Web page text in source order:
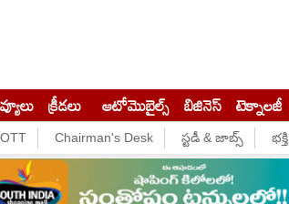
క్రీడలు ఆటోమొబైల్స్ బిజినెస్‌ టెక్నాలజీ
OTT Chairman's Desk స్టడీ & జాబ్స్ భక్తి